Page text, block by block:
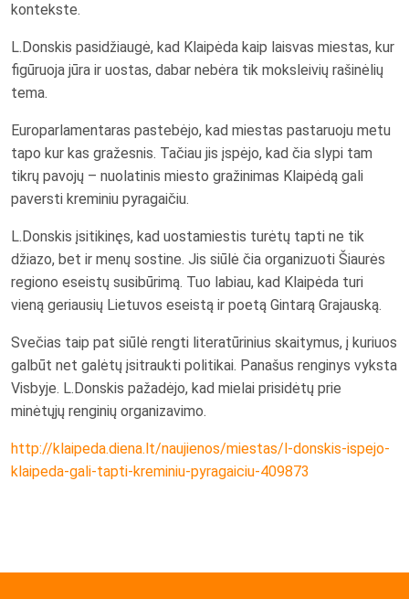
kontekste.
L.Donskis pasidžiaugė, kad Klaipėda kaip laisvas miestas, kur
figūruoja jūra ir uostas, dabar nebėra tik moksleivių rašinėlių
tema.
Europarlamentaras pastebėjo, kad miestas pastaruoju metu
tapo kur kas gražesnis. Tačiau jis įspėjo, kad čia slypi tam
tikrų pavojų – nuolatinis miesto gražinimas Klaipėdą gali
paversti kreminiu pyragaičiu.
L.Donskis įsitikinęs, kad uostamiestis turėtų tapti ne tik
džiazo, bet ir menų sostine. Jis siūlė čia organizuoti Šiaurės
regiono eseistų susibūrimą. Tuo labiau, kad Klaipėda turi
vieną geriausių Lietuvos eseistą ir poetą Gintarą Grajauską.
Svečias taip pat siūlė rengti literatūrinius skaitymus, į kuriuos
galbūt net galėtų įsitraukti politikai. Panašus renginys vyksta
Visbyje. L.Donskis pažadėjo, kad mielai prisidėtų prie
minėtųjų renginių organizavimo.
http://klaipeda.diena.lt/naujienos/miestas/l-donskis-ispejo-
klaipeda-gali-tapti-kreminiu-pyragaiciu-409873